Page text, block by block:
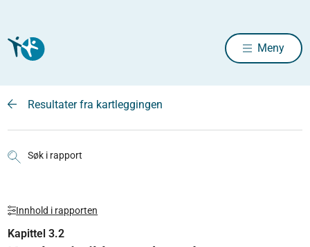
Meny
Resultater fra kartleggingen
Søk i rapport
Innhold i rapporten
Kapittel 3.2